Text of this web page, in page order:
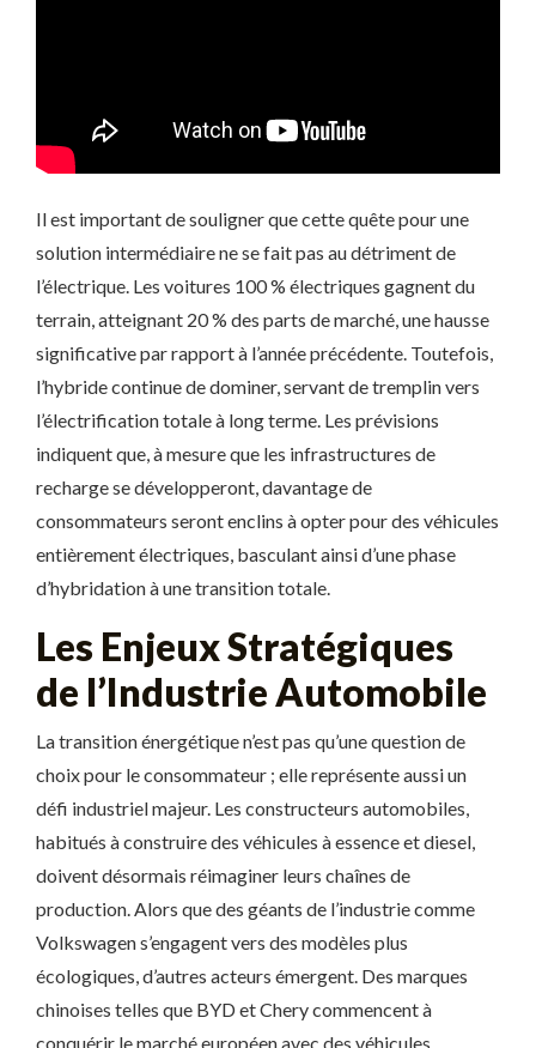
Il est important de souligner que cette quête pour une
solution intermédiaire ne se fait pas au détriment de
l’électrique. Les voitures 100 % électriques gagnent du
terrain, atteignant 20 % des parts de marché, une hausse
significative par rapport à l’année précédente. Toutefois,
l’hybride continue de dominer, servant de tremplin vers
l’électrification totale à long terme. Les prévisions
indiquent que, à mesure que les infrastructures de
recharge se développeront, davantage de
consommateurs seront enclins à opter pour des véhicules
entièrement électriques, basculant ainsi d’une phase
d’hybridation à une transition totale.
Les Enjeux Stratégiques
de l’Industrie Automobile
La transition énergétique n’est pas qu’une question de
choix pour le consommateur ; elle représente aussi un
défi industriel majeur. Les constructeurs automobiles,
habitués à construire des véhicules à essence et diesel,
doivent désormais réimaginer leurs chaînes de
production. Alors que des géants de l’industrie comme
Volkswagen s’engagent vers des modèles plus
écologiques, d’autres acteurs émergent. Des marques
chinoises telles que BYD et Chery commencent à
conquérir le marché européen avec des véhicules